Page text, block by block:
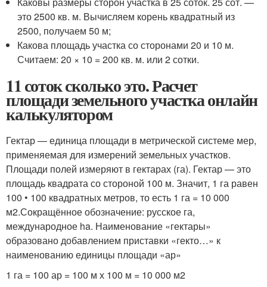
это 2500 кв. м. Вычисляем корень квадратный из
2500, получаем 50 м;
Какова площадь участка со сторонами 20 и 10 м.
Считаем: 20 × 10 = 200 кв. м. или 2 сотки.
11 соток сколько это. Расчет
площади земельного участка онлайн
калькулятором
Гектар — единица площади в метрической системе мер,
применяемая для измерений земельных участков.
Площади полей измеряют в гектарах (га). Гектар — это
площадь квадрата со стороной 100 м. Значит, 1 га равен
100 • 100 квадратных метров, то есть 1 га = 10 000
м2.Сокращённое обозначение: русское га,
международное ha. Наименование «гектары»
образовано добавлением приставки «гекто…» к
наименованию единицы площади «ар»
1 га = 100 ар = 100 м х 100 м = 10 000 м2